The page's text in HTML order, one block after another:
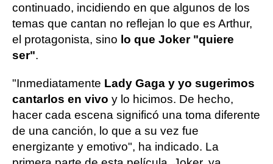
continuado, incidiendo en que algunos de los
temas que cantan no reflejan lo que es Arthur,
el protagonista, sino lo que Joker "quiere
ser".
"Inmediatamente Lady Gaga y yo sugerimos
cantarlos en vivo y lo hicimos. De hecho,
hacer cada escena significó una toma diferente
de una canción, lo que a su vez fue
energizante y emotivo", ha indicado. La